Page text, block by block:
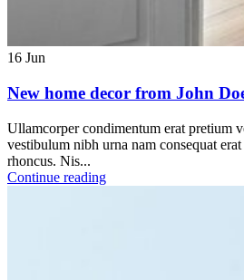
16 Jun
New home decor from John
Ullamcorper condimentum erat pretium
vestibulum nibh urna nam consequat
rhoncus. Nis...
Continue reading